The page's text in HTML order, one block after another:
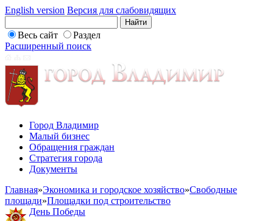
English version Версия для слабовидящих
Весь сайт
Раздел
Расширенный поиск
Город Владимир
Малый бизнес
Обращения граждан
Стратегия города
Документы
Главная»Экономика и городское хозяйство»Свободные
площади»Площадки под строительство
День Победы